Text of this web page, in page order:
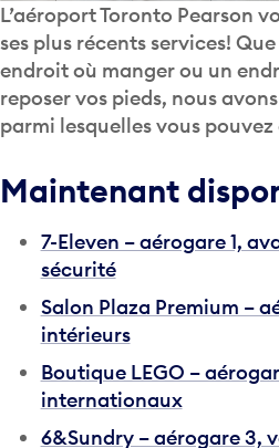
L’aéroport Toronto Pearson
ses plus récents services!
endroit où manger ou un
reposer vos pieds, nous
parmi lesquelles vous pouvez
Maintenant
7-Eleven – aérogare 1,
sécurité
Salon Plaza Premium –
intérieurs
Boutique LEGO –
internationaux
6&Sundry – aérogare 3,